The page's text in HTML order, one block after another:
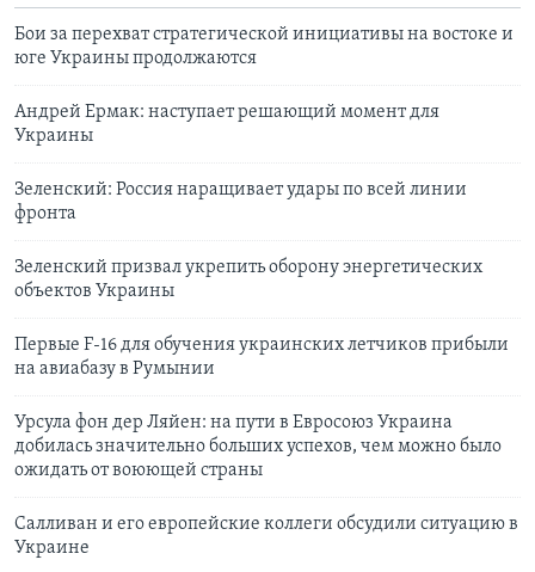
Бои за перехват стратегической инициативы на востоке и
юге Украины продолжаются
Андрей Ермак: наступает решающий момент для
Украины
Зеленский: Россия наращивает удары по всей линии
фронта
Зеленский призвал укрепить оборону энергетических
объектов Украины
Первые F-16 для обучения украинских летчиков прибыли
на авиабазу в Румынии
Урсула фон дер Ляйен: на пути в Евросоюз Украина
добилась значительно больших успехов, чем можно было
ожидать от воюющей страны
Салливан и его европейские коллеги обсудили ситуацию в
Украине